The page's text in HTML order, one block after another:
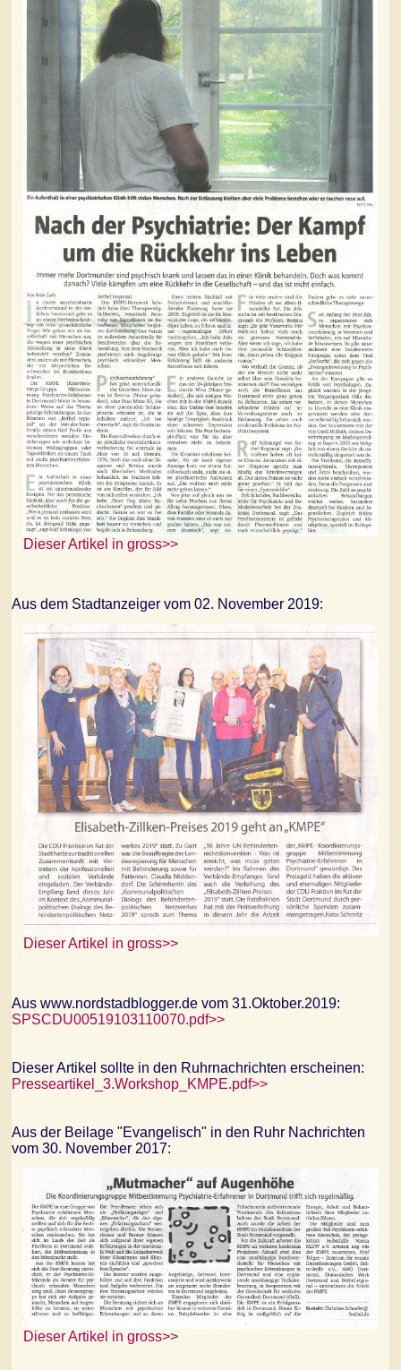
Dieser Artikel in gross>>
Aus dem Stadtanzeiger vom 02. November 2019:
Dieser Artikel in gross>>
Aus www.nordstadblogger.de vom 31.Oktober.2019:
SPSCDU00519103110070.pdf>>
Dieser Artikel sollte in den Ruhrnachrichten erscheinen:
Presseartikel_3.Workshop_KMPE.pdf>>
Aus der ‎Beilage "Evangelisch" in den Ruhr Nachrichten
vom 30. November 2017:
Dieser Artikel in gross>>